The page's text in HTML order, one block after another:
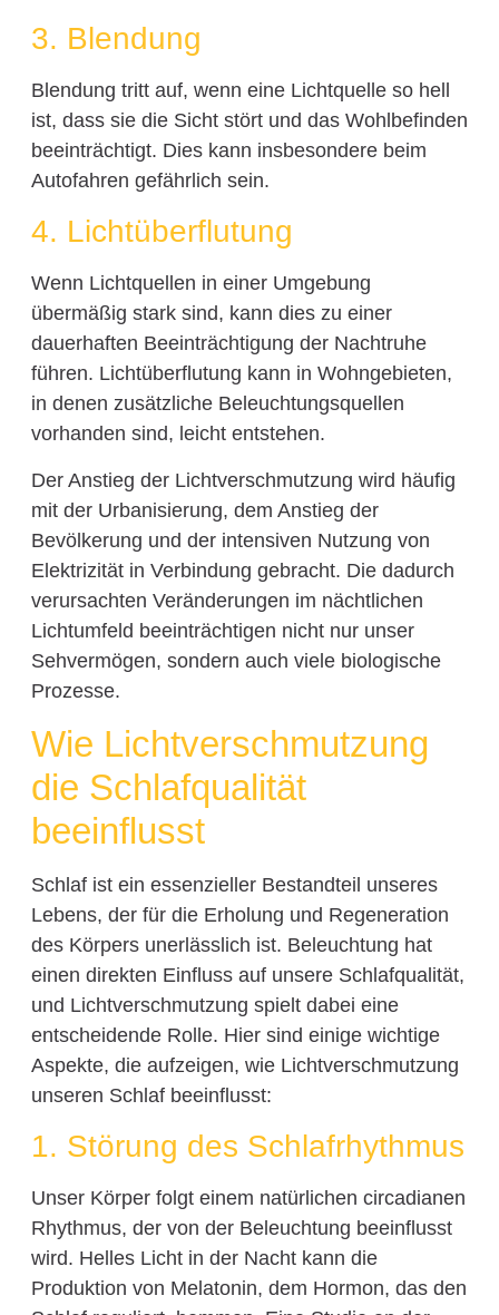
3. Blendung
Blendung tritt auf, wenn eine Lichtquelle so hell
ist, dass sie die Sicht stört und das Wohlbefinden
beeinträchtigt. Dies kann insbesondere beim
Autofahren gefährlich sein.
4. Lichtüberflutung
Wenn Lichtquellen in einer Umgebung
übermäßig stark sind, kann dies zu einer
dauerhaften Beeinträchtigung der Nachtruhe
führen. Lichtüberflutung kann in Wohngebieten,
in denen zusätzliche Beleuchtungsquellen
vorhanden sind, leicht entstehen.
Der Anstieg der Lichtverschmutzung wird häufig
mit der Urbanisierung, dem Anstieg der
Bevölkerung und der intensiven Nutzung von
Elektrizität in Verbindung gebracht. Die dadurch
verursachten Veränderungen im nächtlichen
Lichtumfeld beeinträchtigen nicht nur unser
Sehvermögen, sondern auch viele biologische
Prozesse.
Wie Lichtverschmutzung
die Schlafqualität
beeinflusst
Schlaf ist ein essenzieller Bestandteil unseres
Lebens, der für die Erholung und Regeneration
des Körpers unerlässlich ist. Beleuchtung hat
einen direkten Einfluss auf unsere Schlafqualität,
und Lichtverschmutzung spielt dabei eine
entscheidende Rolle. Hier sind einige wichtige
Aspekte, die aufzeigen, wie Lichtverschmutzung
unseren Schlaf beeinflusst:
1. Störung des Schlafrhythmus
Unser Körper folgt einem natürlichen circadianen
Rhythmus, der von der Beleuchtung beeinflusst
wird. Helles Licht in der Nacht kann die
Produktion von Melatonin, dem Hormon, das den